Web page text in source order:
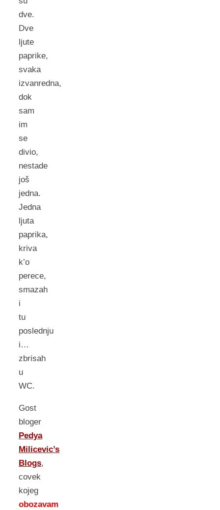
dve.
Dve
ljute
paprike,
svaka
izvanredna,
dok
sam
im
se
divio,
nestade
još
jedna.
Jedna
ljuta
paprika,
kriva
k’o
perece,
smazah
i
tu
poslednju
i…
zbrisah
u
WC.
Gost
bloger
Pedya
Milicevic’s
Blogs,
covek
kojeg
obozavam